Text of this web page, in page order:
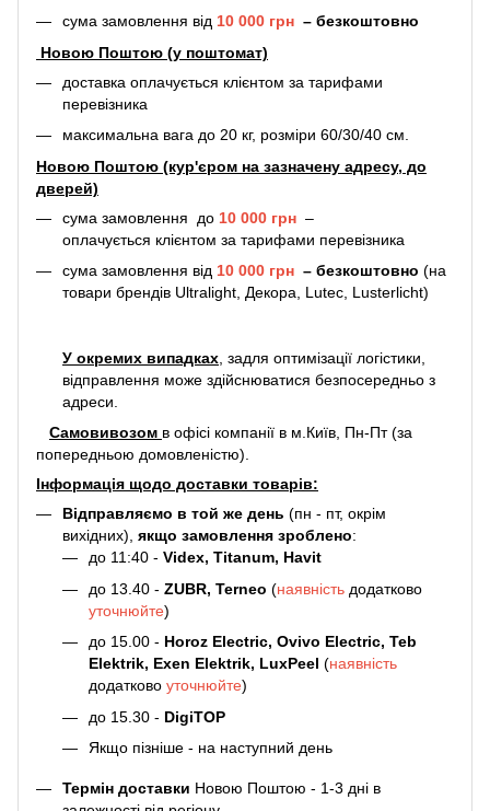
сума замовлення від 10 000 грн – безкоштовно
Новою Поштою (у поштомат)
доставка оплачується клієнтом за тарифами
перевізника
максимальна вага до 20 кг, розміри 60/30/40 см.
Новою Поштою (кур'єром на зазначену адресу, до
дверей)
сума замовлення до 10 000 грн –
оплачується клієнтом за тарифами перевізника
сума замовлення від 10 000 грн – безкоштовно (на
товари брендів Ultralight, Декора, Lutec, Lusterlicht)
У окремих випадках , задля оптимізації логістики,
відправлення може здійснюватися безпосередньо з
адреси.
Самовивозом в офісі компанії в м.Київ, Пн-Пт (за
попередньою домовленістю).
Інформація щодо доставки товарів:
Відправляємо в той же день (пн - пт, окрім
вихідних), якщо замовлення зроблено:
до 11:40 - Videx, Titanum, Havit
до 13.40 - ZUBR, Terneo (наявність додатково
уточнюйте)
до 15.00 - Horoz Electric, Ovivo Electric, Teb
Elektrik, Exen Elektrik, LuxPeel (наявність
додатково уточнюйте)
до 15.30 - DigiTOP
Якщо пізніше - на наступний день
Термін доставки Новою Поштою - 1-3 дні в